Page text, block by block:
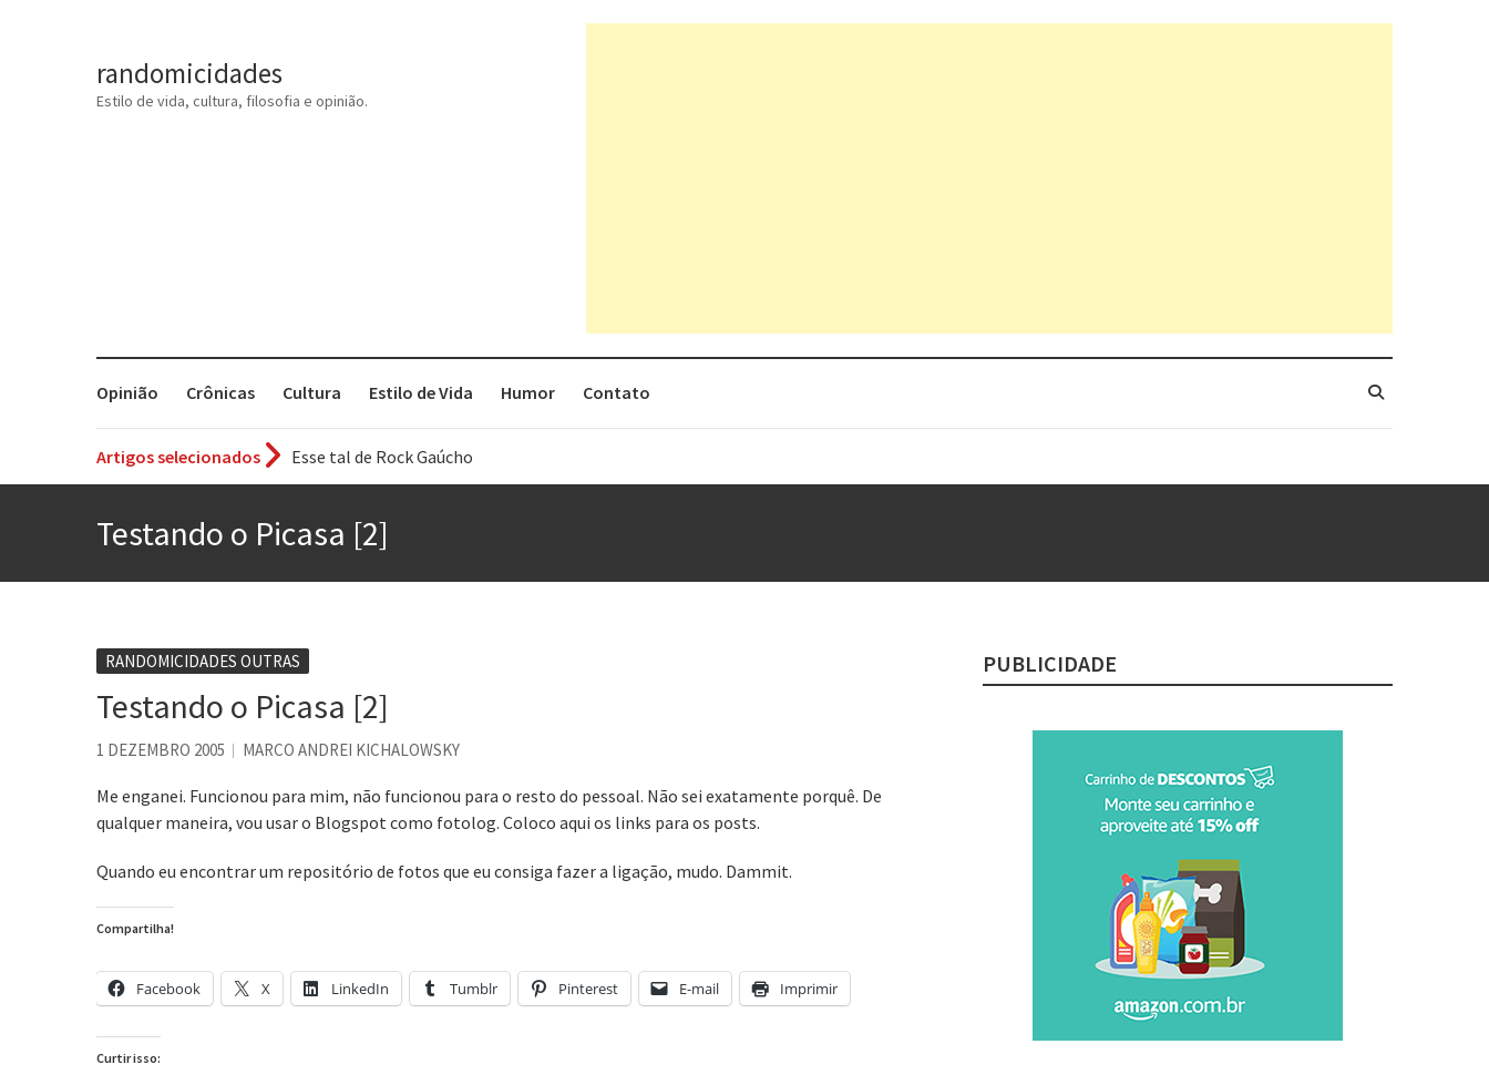
randomicidades
Estilo de vida, cultura, filosofia e opinião.
Opinião Crônicas Cultura Estilo de Vida Humor Contato
Artigos selecionados
Os causos de Jorge Luis Borges
Se queres salvar o mundo, o veganismo não é a resposta
Tem que filmar isso daí
Aprender a fracassar é o segredo do sucesso
Contardo Calligaris prega o “direito à tristeza”
Testando o Picasa [2]
RANDOMICIDADES OUTRAS
Testando o Picasa [2]
1 DEZEMBRO 2005 MARCO ANDREI KICHALOWSKY
Me enganei. Funcionou para mim, não funcionou para o resto do pessoal. Não sei exatamente porquê. De
qualquer maneira, vou usar o Blogspot como fotolog. Coloco aqui os links para os posts.
Quando eu encontrar um repositório de fotos que eu consiga fazer a ligação, mudo. Dammit.
Compartilha!
Facebook X LinkedIn Tumblr Pinterest E-mail Imprimir
Curtir isso:
PUBLICIDADE